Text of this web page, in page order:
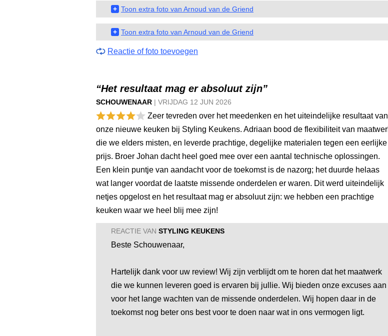
+ Toon extra foto van Arnoud van de Griend
+ Toon extra foto van Arnoud van de Griend
Reactie of foto toevoegen
“Het resultaat mag er absoluut zijn”
SCHOUWENAAR | VRIJDAG 12 JUN 2026
Zeer tevreden over het meedenken en het uiteindelijke resultaat van
onze nieuwe keuken bij Styling Keukens. Adriaan bood de flexibiliteit van
die we elders misten, en leverde prachtige, degelijke materialen tegen een eerlijke
prijs. Broer Johan dacht heel goed mee over een aantal technische oplossingen.
Een klein puntje van aandacht voor de toekomst is de nazorg; het duurde helaas
wat langer voordat de laatste missende onderdelen er waren. Dit werd uiteindelijk
netjes opgelost en het resultaat mag er absoluut zijn: we hebben een prachtige
keuken waar we heel blij mee zijn!
REACTIE VAN STYLING KEUKENS
Beste Schouwenaar,
Hartelijk dank voor uw review! Wij zijn verblijdt om te horen dat het maatwerk
die we kunnen leveren goed is ervaren bij jullie. Wij bieden onze excuses aan
voor het lange wachten van de missende onderdelen. Wij hopen daar in de
toekomst nog beter ons best voor te doen naar wat in ons vermogen ligt.